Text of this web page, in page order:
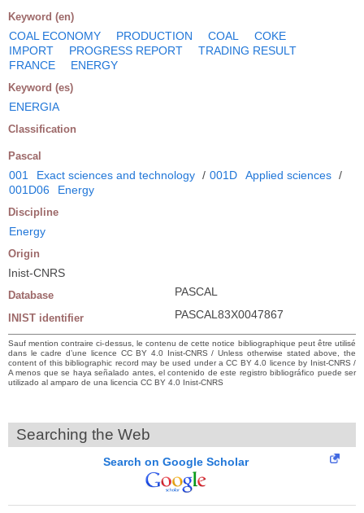
Keyword (en)
COAL ECONOMY PRODUCTION COAL
COKE
IMPORT
PROGRESS REPORT
TRADING RESULT
FRANCE
ENERGY
Keyword (es)
ENERGIA
Classification
Pascal
001 Exact sciences and technology / 001D Applied sciences /
001D06
Energy
Discipline
Energy
Origin
Inist-CNRS
Database PASCAL
INIST identifier PASCAL83X0047867
Sauf mention contraire ci-dessus, le contenu de cette notice bibliographique peut être utilisé
dans le cadre d’une licence CC BY 4.0 Inist-CNRS / Unless otherwise stated above, the
content of this bibliographic record may be used under a CC BY 4.0 licence by Inist-CNRS /
A menos que se haya señalado antes, el contenido de este registro bibliográfico puede ser
utilizado al amparo de una licencia CC BY 4.0 Inist-CNRS
Searching the Web
Search on Google Scholar